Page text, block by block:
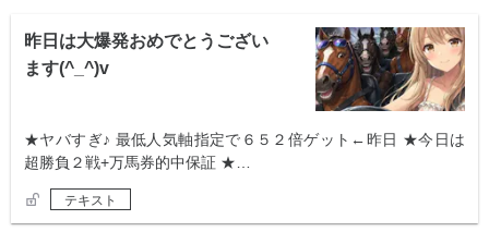
昨日は大爆発おめでとうござい
ます(^_^)v
★ヤバすぎ♪ 最低人気軸指定で６５２倍ゲット←昨日 ★今日は
超勝負２戦+万馬券的中保証 ★…
テキスト